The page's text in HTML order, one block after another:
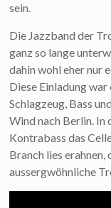
sein.
Die Jazzband der
ganz so lange
dahin wohl eher nur
Diese Einladung
Schlagzeug, Bass
Wind nach Berlin. In
Kontrabass das
Branch lies erahnen,
aussergwöhnliche